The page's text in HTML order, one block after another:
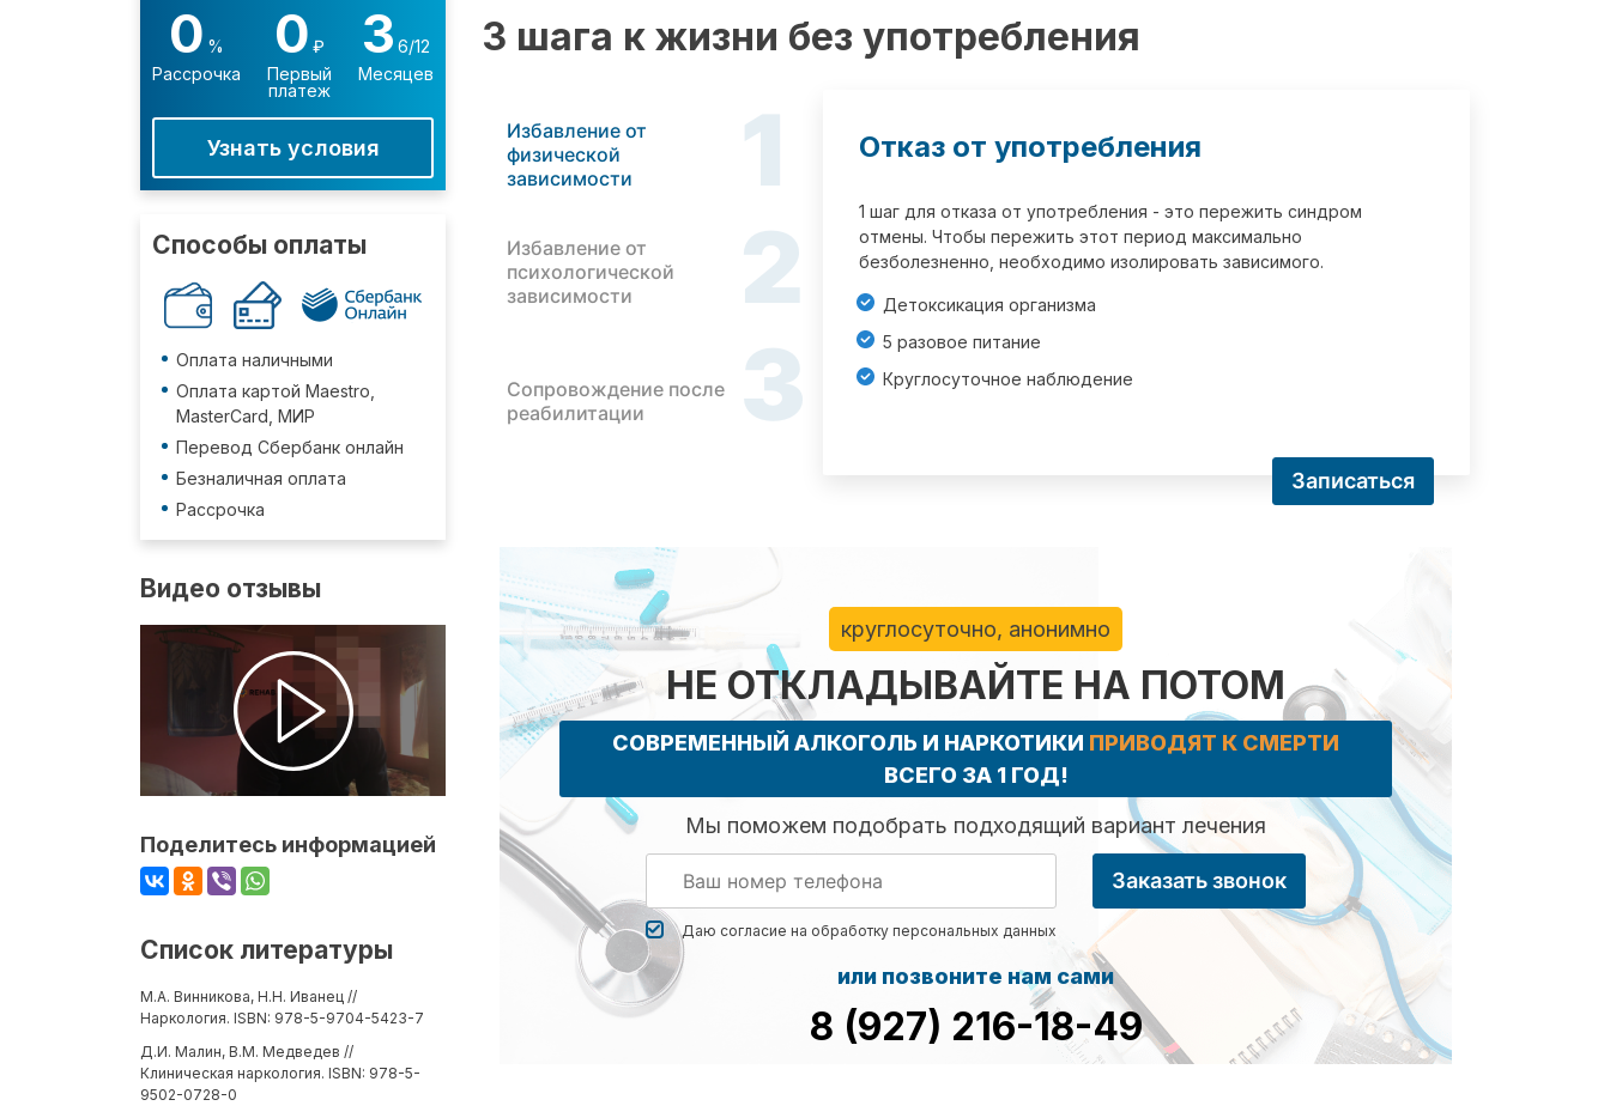
0 %
Рассрочка
0 ₽
Первый
платеж
3 6/12
Месяцев
Узнать условия
Способы оплаты
Оплата наличными
Оплата картой Maestro,
MasterCard, МИР
Перевод Сбербанк онлайн
Безналичная оплата
Рассрочка
Видео отзывы
Поделитесь информацией
Список литературы
М.А. Винникова, Н.Н. Иванец //
Наркология. ISBN: 978-5-9704-5423-7
Д.И. Малин, В.М. Медведев //
Клиническая наркология. ISBN: 978-5-
9502-0728-0
3 шага к жизни без употребления
Избавление от
физической
зависимости
1
Избавление от
психологической
зависимости
2
Сопровождение после
реабилитации
3
Отказ от употребления
1 шаг для отказа от употребления - это пережить синдром
отмены. Чтобы пережить этот период максимально
безболезненно, необходимо изолировать зависимого.
Детоксикация организма
5 разовое питание
Круглосуточное наблюдение
Записаться
круглосуточно, анонимно
НЕ ОТКЛАДЫВАЙТЕ НА ПОТОМ
СОВРЕМЕННЫЙ АЛКОГОЛЬ И НАРКОТИКИ ПРИВОДЯТ К СМЕРТИ
ВСЕГО ЗА 1 ГОД!
Мы поможем подобрать подходящий вариант лечения
Даю согласие на обработку персональных данных
Заказать звонок
или позвоните нам сами
8 (927) 216-18-49